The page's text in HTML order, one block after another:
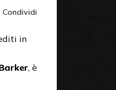
Condividi
in
, è